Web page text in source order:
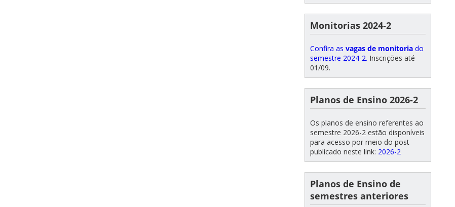
Monitorias 2024-2
Confira as vagas de monitoria do
semestre 2024-2. Inscrições até
01/09.
Planos de Ensino 2026-2
Os planos de ensino referentes ao
semestre 2026-2 estão disponíveis
para acesso por meio do post
publicado neste link: 2026-2
Planos de Ensino de
semestres anteriores